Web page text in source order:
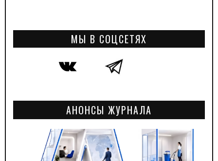
МЫ В СОЦСЕТЯХ
АНОНСЫ ЖУРНАЛА